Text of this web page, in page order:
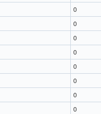
0
0
0
0
0
0
0
0